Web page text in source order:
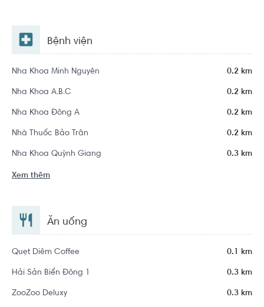
Bệnh viện
Nha Khoa Minh Nguyên 0.2 km
Nha Khoa A.B.C 0.2 km
Nha Khoa Đông A 0.2 km
Nhà Thuốc Bảo Trân 0.2 km
Nha Khoa Quỳnh Giang 0.3 km
Xem thêm
Ăn uống
Quẹt Diêm Coffee 0.1 km
Hải Sản Biển Đông 1 0.3 km
ZooZoo Deluxy 0.3 km